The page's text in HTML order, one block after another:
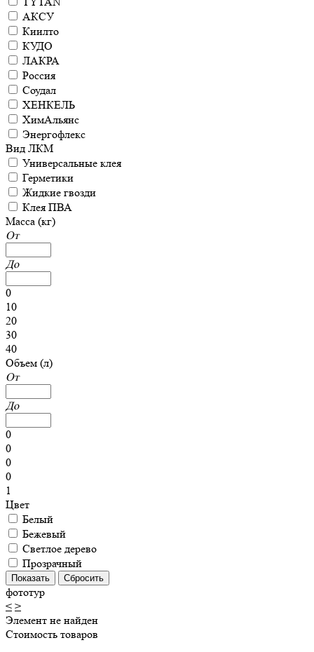
АКСУ
Киилто
КУДО
ЛАКРА
Россия
Соудал
ХЕНКЕЛЬ
ХимАльянс
Энергофлекс
Вид ЛКМ
Универсальные клея
Герметики
Жидкие гвозди
Клея ПВА
Масса (кг)
От
До
0
10
20
30
40
Объем (л)
От
До
0
0
0
0
1
Цвет
Белый
Бежевый
Светлое дерево
Прозрачный
фототур
< >
Элемент не найден
Стоимость товаров